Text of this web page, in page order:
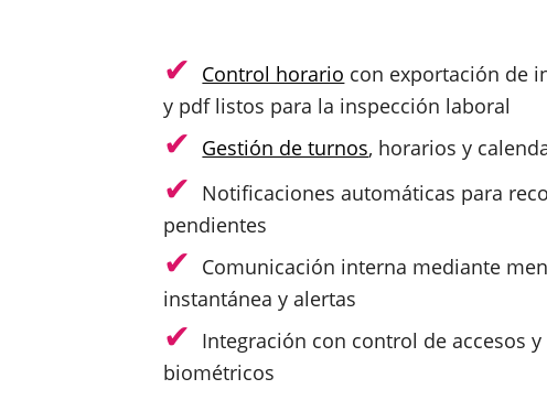
Control horario con exportación de
y pdf listos para la inspección laboral
Gestión de turnos, horarios y
Notificaciones automáticas para
pendientes
Comunicación interna mediante
instantánea y alertas
Integración con control de accesos
biométricos